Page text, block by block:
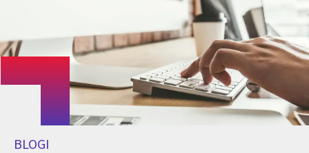
BLOGI